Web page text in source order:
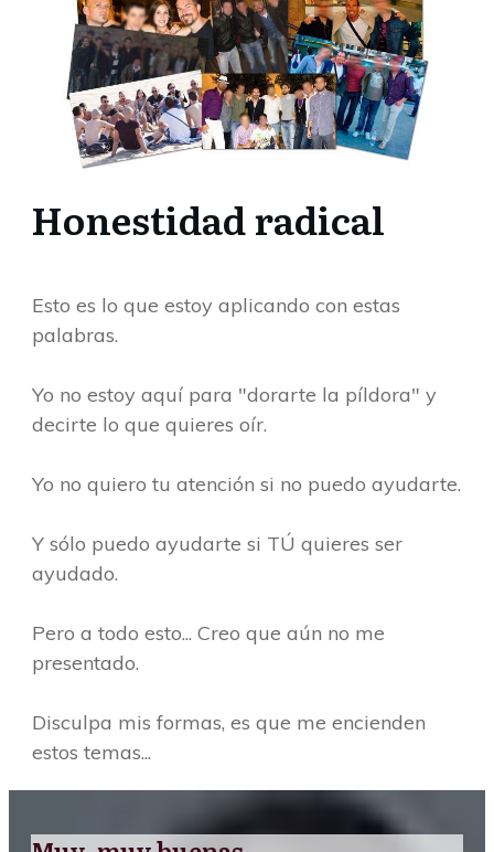
Honestidad radical
Esto es lo que estoy aplicando con estas
palabras.
Yo no estoy aquí para "dorarte la píldora" y
decirte lo que quieres oír.
Yo no quiero tu atención si no puedo ayudarte.
Y sólo puedo ayudarte si TÚ quieres ser
ayudado.
Pero a todo esto... Creo que aún no me
presentado.
Disculpa mis formas, es que me encienden
estos temas...